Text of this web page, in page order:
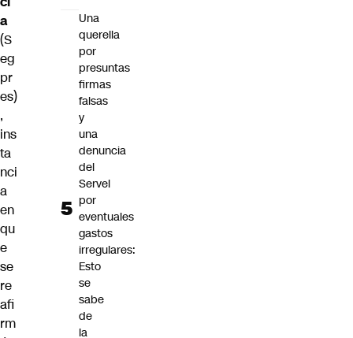
a
(S
eg
pr
es)
,
ins
ta
nci
a
en
qu
e
se
re
afi
rm
Una
querella
por
presuntas
firmas
falsas
y
una
denuncia
del
Servel
por
eventuales
gastos
irregulares:
Esto
se
sabe
de
la